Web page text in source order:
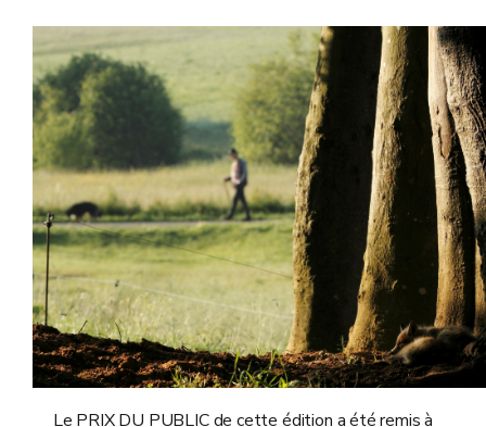
Le PRIX DU PUBLIC de cette édition a été remis à